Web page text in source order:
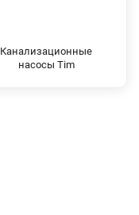
Канализационные
насосы Tim